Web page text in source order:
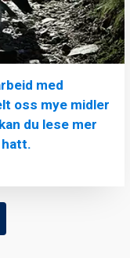
med
oss mye midler
du lese mer